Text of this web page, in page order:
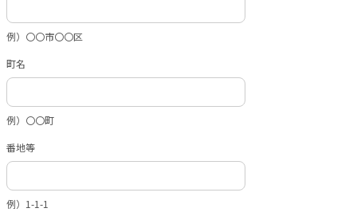
例）〇〇市〇〇区
町名
例）〇〇町
番地等
例）1-1-1